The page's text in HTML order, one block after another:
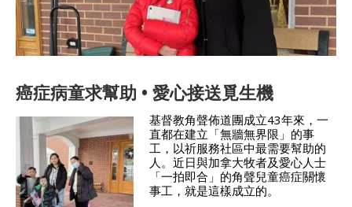
癌症病童求幫助 • 愛心接送覓生機
基督教角聲佈道團成立43年來，一
直都在建立「無牆無界限」的事
工，以祈服務社區中最需要幫助的
人。近日與加拿大牧者及愛心人士
「一拍即合」的角聲兒童癌症關懷
事工，就是這樣成立的。